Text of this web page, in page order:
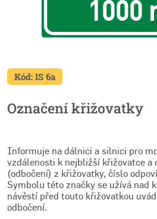
Kód: IS 6a
Označení křižovatky
Informuje na dálnici a silnici pro
vzdálenosti k nejbližší křižovatce a
(odbočení) z křižovatky, číslo
Symbolu této značky se užívá nad
návěstí před touto křižovatkou
odbočení.